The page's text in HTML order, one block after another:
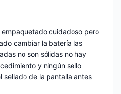
cuidadoso pero
cambiar la batería las
no son sólidas no hay
y ningún sello
sellado de la pantalla antes